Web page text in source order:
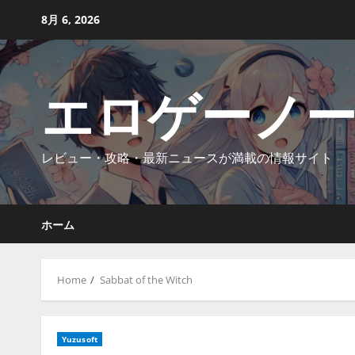
content
8月 6, 2026
エロゲーノ
レビュー・攻略・最新ニュースが満載の情報サイト
ホーム
Home Sabbat of the Witch
Yuzusoft